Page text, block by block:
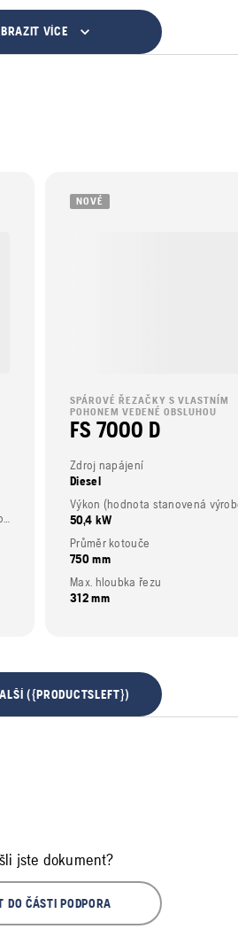
VÍCE
Výkon (hodnota stanovená výrobcem motoru)
NOVÉ
SPÁROVÉ ŘEZAČKY S VLASTNÍM
POHONEM VEDENÉ OBSLUHOU
FS 7000 D
Zdroj napájení
Diesel
50,4 kW
Průměr kotouče
750 mm
Max. hloubka řezu
312 mm
({PRODUCTSLEFT})
jste dokument?
DO ČÁSTI PODPORA